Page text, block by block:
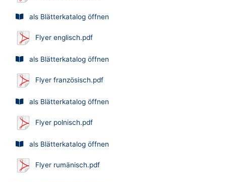
als Blätterkatalog öffnen
Flyer englisch.pdf
als Blätterkatalog öffnen
Flyer französisch.pdf
als Blätterkatalog öffnen
Flyer polnisch.pdf
als Blätterkatalog öffnen
Flyer rumänisch.pdf